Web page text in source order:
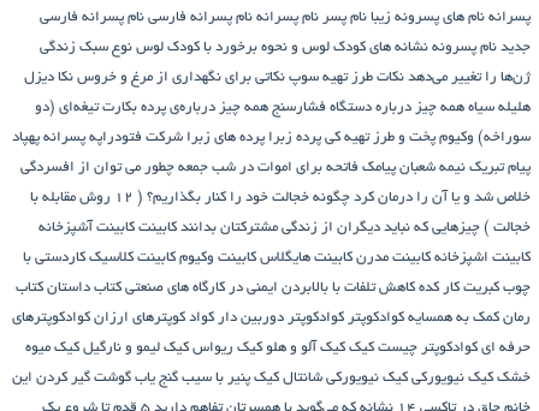
پسرانه نام های پسرونه زیبا نام پسر نام پسرانه نام پسرانه فارسی نام پسرانه فارسی
جدید نام پسرونه نشانه های کودک لوس و نحوه برخورد با کودک لوس نوع سبک زندگی
ژن‌ها را تغییر می‌دهد نکات طرز تهیه سوپ نکاتی برای نگهداری از مرغ و خروس نکا دیزل
هلیله سیاه همه چیز درباره دستگاه فشارسنج همه چیز درباره‌ی پرده بکارت تیغه‌ای (دو
سوراخه) وکیوم پخت و طرز تهیه کی پرده زبرا پرده های زبرا شرکت فتودراپه پسرانه پهپاد
پیام تبریک نیمه شعبان پیامک فاتحه برای اموات در شب جمعه چطور می توان از افسردگی
خلاص شد و یا آن را درمان کرد
چگونه خجالت خود را کنار بگذاریم؟ ( 12 روش مقابله با
خجالت ) چیزهایی که نباید دیگران از زندگی مشترکتان بدانند کابینت کابینت آشپزخانه
کابینت اشپزخانه کابینت مدرن کابینت هایگلاس کابینت وکیوم کابینت کلاسیک کاردستی با
چوب کبریت کار کده کاهش تلفات با بالابردن ایمنی در کارگاه های صنعتی کتاب داستان کتاب
رمان کمک به همسایه کوادکوپتر کوادکوپتر دوربین دار کواد کوپترهای ارزان کوادکوپترهای
حرفه ای کوادکوپتر چیست کیک کیک آلو و هلو کیک ریواس کیک لیمو و نارگیل کیک میوه
خشک کیک نیویورکی کیک نیویورکی شانتال کیک پنیر با سیب گنج‌ یاب گوشت گیر کردن این